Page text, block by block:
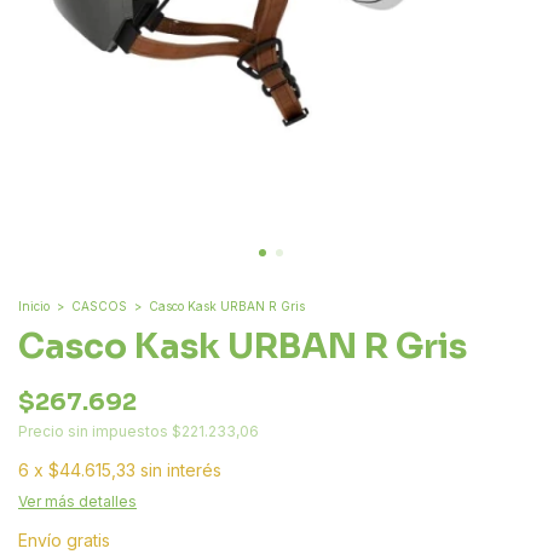
Inicio > CASCOS > Casco Kask URBAN R Gris
Casco Kask URBAN R Gris
$267.692
Precio sin impuestos $221.233,06
6 x $44.615,33 sin interés
Ver más detalles
Envío gratis